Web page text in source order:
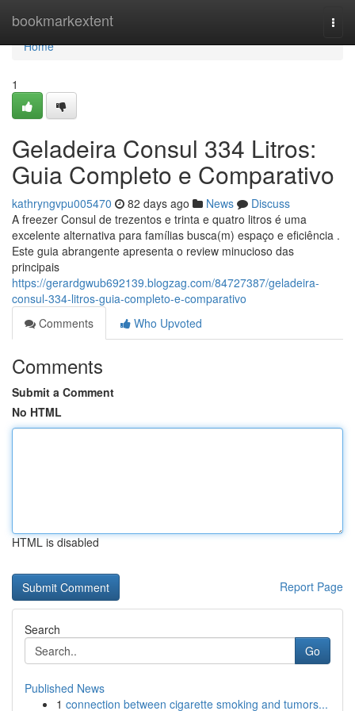
bookmarkextent
Home
Home
1
Geladeira Consul 334 Litros:
Guia Completo e Comparativo
kathryngvpu005470 82 days ago News
Discuss
A freezer Consul de trezentos e trinta e quatro litros é uma
excelente alternativa para famílias busca(m) espaço e eficiência .
Este guia abrangente apresenta o review minucioso das
principais
https://gerardgwub692139.blogzag.com/84727387/geladeira-
consul-334-litros-guia-completo-e-comparativo
Comments
Who Upvoted
Comments
Submit a Comment
No HTML
HTML is disabled
Report Page
Search
Go
Published News
1 connection between cigarette smoking and tumors...